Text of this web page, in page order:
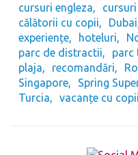
cursuri engleza
călătorii cu copii
Dubai
experiențe
hoteluri
parc de distractii
parc
plaja
recomandări
Singapore
Spring
Turcia
vacanțe cu